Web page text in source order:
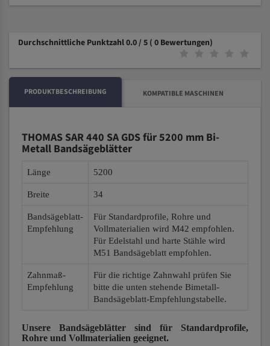
Durchschnittliche Punktzahl 0.0 / 5 ( 0 Bewertungen)
PRODUKTBESCHREIBUNG KOMPATIBLE MASCHINEN
THOMAS SAR 440 SA GDS für 5200 mm Bi-
Metall Bandsägeblätter
Länge 5200
Breite 34
Bandsägeblatt-
Empfehlung
Für Standardprofile, Rohre und
Vollmaterialien wird M42 empfohlen.
Für Edelstahl und harte Stähle wird
M51 Bandsägeblatt empfohlen.
Zahnmaß-
Empfehlung
Für die richtige Zahnwahl prüfen Sie
bitte die unten stehende Bimetall-
Bandsägeblatt-Empfehlungstabelle.
Unsere Bandsägeblätter sind für Standardprofile,
Rohre und Vollmaterialien geeignet.